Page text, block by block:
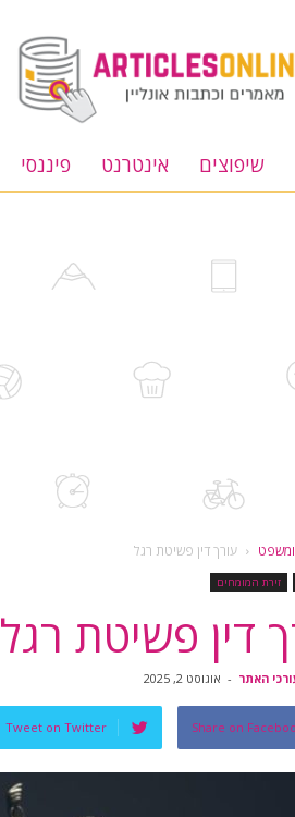
וכתבות
אונליין
שיפוצים אינטרנט פיננסי
ומשפט עורך דין פשיטת רגל
זירת המומחים
דין פשיטת רגל
האתר - אוגוסט 2, 2025
Share on
Tweet on Twitter